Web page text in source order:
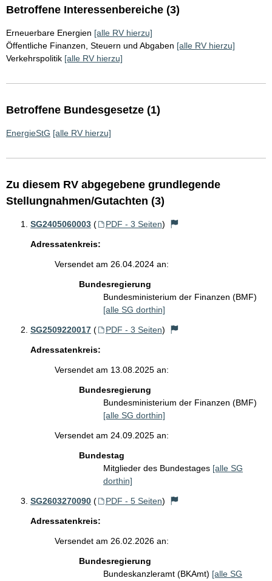
Betroffene Interessenbereiche (3)
Erneuerbare Energien [alle RV hierzu]
Öffentliche Finanzen, Steuern und Abgaben [alle RV hierzu]
Verkehrspolitik [alle RV hierzu]
Betroffene Bundesgesetze (1)
EnergieStG [alle RV hierzu]
Zu diesem RV abgegebene grundlegende
Stellungnahmen/Gutachten (3)
SG2405060003 ( PDF - 3 Seiten)
Adressatenkreis:
Versendet am 26.04.2024 an:
Bundesregierung
Bundesministerium der Finanzen (BMF)
[alle SG dorthin]
SG2509220017 ( PDF - 3 Seiten)
Adressatenkreis:
Versendet am 13.08.2025 an:
Bundesregierung
Bundesministerium der Finanzen (BMF)
[alle SG dorthin]
Versendet am 24.09.2025 an:
Bundestag
Mitglieder des Bundestages [alle SG
dorthin]
SG2603270090 ( PDF - 5 Seiten)
Adressatenkreis:
Versendet am 26.02.2026 an:
Bundesregierung
Bundeskanzleramt (BKAmt) [alle SG